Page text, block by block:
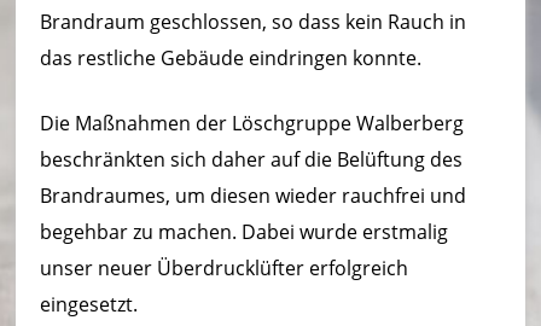
s
c
h
ei
n
h
ei
Brandraum geschlossen, so dass kein Rauch in
das restliche Gebäude eindringen konnte.
Die Maßnahmen der Löschgruppe Walberberg
beschränkten sich daher auf die Belüftung des
Brandraumes, um diesen wieder rauchfrei und
begehbar zu machen. Dabei wurde erstmalig
unser neuer Überdrucklüfter erfolgreich
eingesetzt.